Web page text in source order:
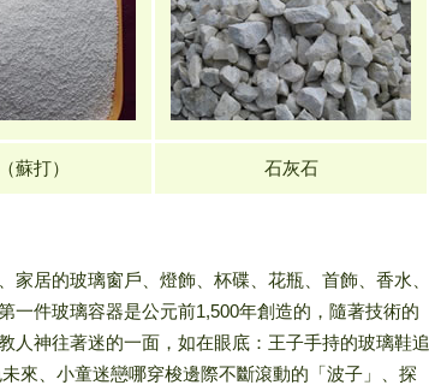
蘇打） 石灰石
家居的玻璃窗戶、燈飾、杯碟、花瓶、首飾、香水、
一件玻璃容器是公元前1,500年創造的，隨著技術的
人神往著迷的一面，如在眼底：王子手持的玻璃鞋追
來、小童迷戀哪穿梭邊際不斷滾動的「波子」、探